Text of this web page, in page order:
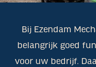
Bij Ezendam
belangrijk goed
voor uw bedrijf.